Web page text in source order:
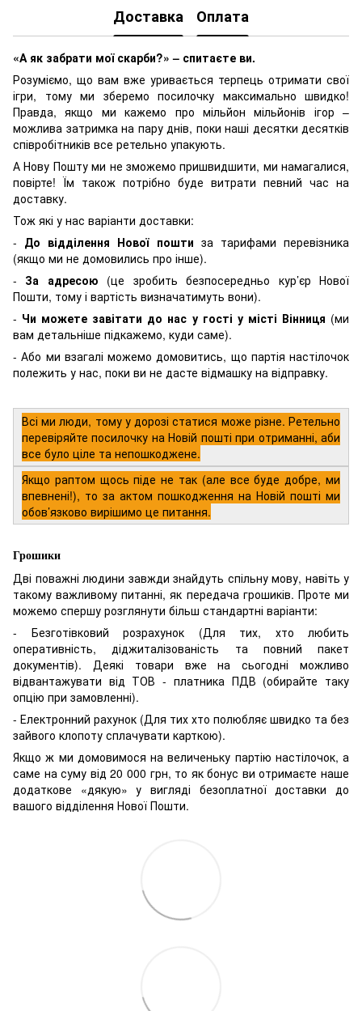
Доставка Оплата
«А як забрати мої скарби?» – спитаєте ви.
Розуміємо, що вам вже уривається терпець отримати свої
ігри, тому ми зберемо посилочку максимально швидко!
Правда, якщо ми кажемо про мільйон мільйонів ігор –
можлива затримка на пару днів, поки наші десятки десятків
співробітників все ретельно упакують.
А Нову Пошту ми не зможемо пришвидшити, ми намагалися,
повірте! Їм також потрібно буде витрати певний час на
доставку.
Тож які у нас варіанти доставки:
- До відділення Нової пошти за тарифами перевізника
(якщо ми не домовились про інше).
- За адресою (це зробить безпосередньо кур’єр Нової
Пошти, тому і вартість визначатимуть вони).
- Чи можете завітати до нас у гості у місті Вінниця (ми
вам детальніше підкажемо, куди саме).
- Або ми взагалі можемо домовитись, що партія настілочок
полежить у нас, поки ви не дасте відмашку на відправку.
Всі ми люди, тому у дорозі статися може різне. Ретельно
перевіряйте посилочку на Новій пошті при отриманні, аби
все було ціле та непошкоджене.
Якщо раптом щось піде не так (але все буде добре, ми
впевнені!), то за актом пошкодження на Новій пошті ми
обов’язково вирішимо це питання.
Грошики
Дві поважні людини завжди знайдуть спільну мову, навіть у
такому важливому питанні, як передача грошиків. Проте ми
можемо спершу розглянути більш стандартні варіанти:
- Безготівковий розрахунок (Для тих, хто любить
оперативність, діджиталізованість та повний пакет
документів). Деякі товари вже на сьогодні можливо
відвантажувати від ТОВ - платника ПДВ (обирайте таку
опцію при замовленні).
- Електронний рахунок (Для тих хто полюбляє швидко та без
зайвого клопоту сплачувати карткою).
Якщо ж ми домовимося на величеньку партію настілочок, а
саме на суму від 20 000 грн, то як бонус ви отримаєте наше
додаткове «дякую» у вигляді безоплатної доставки до
вашого відділення Нової Пошти.